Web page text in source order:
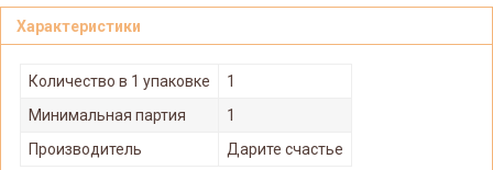
Характеристики
Количество в 1 упаковке
1
Минимальная партия
1
Производитель
Дарите счастье